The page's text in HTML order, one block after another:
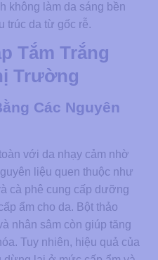
không làm da sáng bền
trúc da từ gốc rễ.
Tắm Trắng
Trường
Các Nguyên
với da nhạy cảm nhờ
liệu quen thuộc như
cà phê cung cấp dưỡng
ẩm cho da. Bột thảo
nhân sâm còn giúp tăng
Tuy nhiên, hiệu quả của